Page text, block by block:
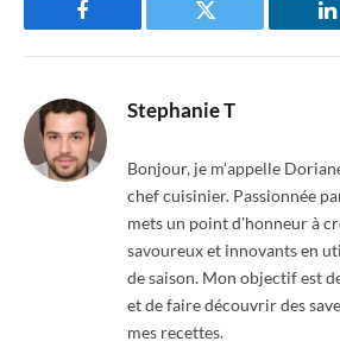
Facebook Twitter
Stephanie T
Bonjour, je m'appelle
chef cuisinier. Passionnée
mets un point d'honneur à
savoureux et innovants en
de saison. Mon objectif est
et de faire découvrir des
mes recettes.